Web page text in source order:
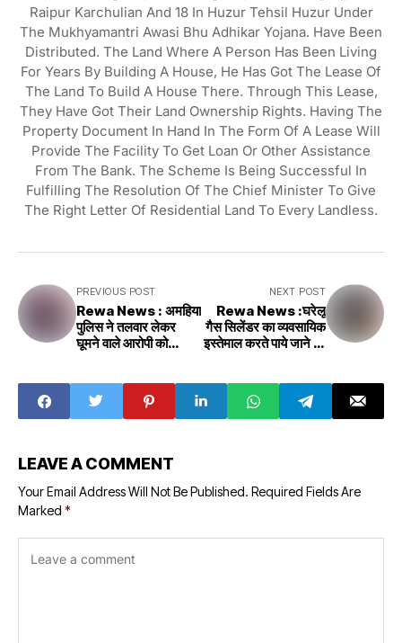
Raipur Karchulian And 18 In Huzur Tehsil Huzur Under
The Mukhyamantri Awasi Bhu Adhikar Yojana. Have Been
Distributed. The Land Where A Person Has Been Living
For Years By Building A House, He Has Got The Lease Of
The Land To Build A House There. Through This Lease,
They Have Got Their Land Ownership Rights. Having The
Property Document In Hand In The Form Of A Lease Will
Provide The Facility To Get Loan Or Other Assistance
From The Bank. The Scheme Is Being Successful In
Fulfilling The Resolution Of The Chief Minister To Give
The Right Letter Of Residential Land To Every Landless.
PREVIOUS POST
Rewa News : अमहिया
पुलिस ने तलवार लेकर
घूमने वाले आरोपी को
NEXT POST
Rewa News :घरेलू
गैस सिलेंडर का व्यवसायिक
इस्तेमाल करते पाये जाने पर
LEAVE A COMMENT
Your Email Address Will Not Be Published. Required Fields Are
Marked *